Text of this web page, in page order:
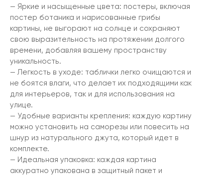
— Яркие и насыщенные цвета: постеры, включая
постер ботаника и нарисованные грибы
картины, не выгорают на солнце и сохраняют
свою выразительность на протяжении долгого
времени, добавляя вашему пространству
уникальность.
— Легкость в уходе: таблички легко очищаются и
не боятся влаги, что делает их подходящими как
для интерьеров, так и для использования на
улице.
— Удобные варианты крепления: каждую картину
можно установить на саморезы или повесить на
шнур из натурального джута, который идет в
комплекте.
— Идеальная упаковка: каждая картина
аккуратно упакована в защитный пакет и